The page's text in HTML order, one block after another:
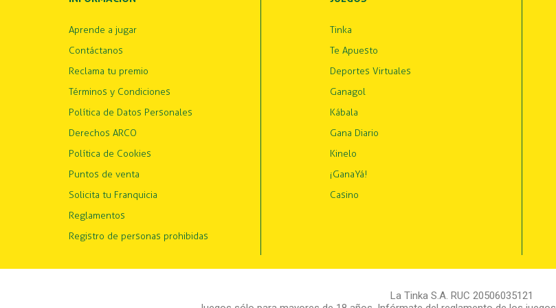
Aprende a jugar
Contáctanos
Reclama tu premio
Términos y Condiciones
Política de Datos Personales
Derechos ARCO
Política de Cookies
Puntos de venta
Solicita tu Franquicia
Reglamentos
Registro de personas prohibidas
Tinka
Te Apuesto
Deportes Virtuales
Ganagol
Kábala
Gana Diario
Kinelo
¡GanaYá!
Casino
La Tinka S.A. RUC 20506035121